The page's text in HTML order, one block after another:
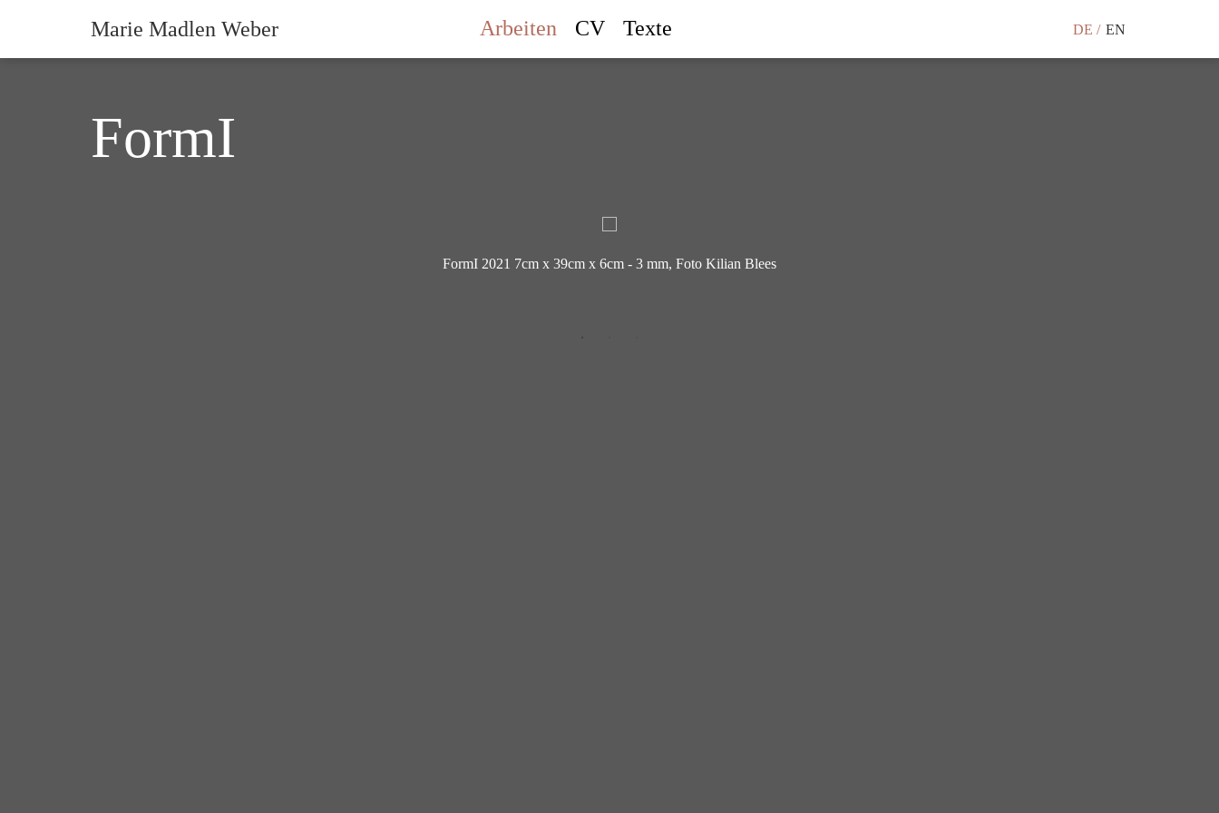
Marie Madlen Weber Arbeiten CV Texte DE EN
FormI
FormI 2021 7cm x 39cm x 6cm - 3 mm, Foto Kilian Blees